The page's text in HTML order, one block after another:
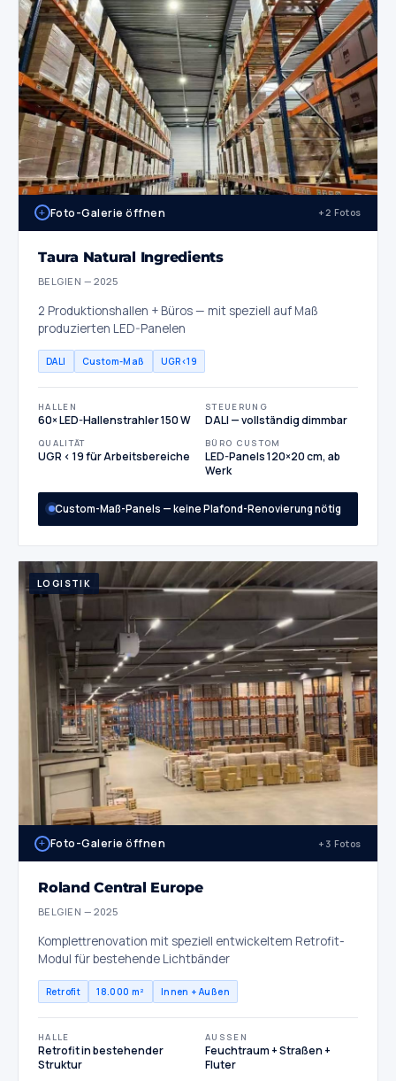
+ Foto-Galerie öffnen +2 Fotos
Taura Natural Ingredients
BELGIEN — 2025
2 Produktionshallen + Büros — mit speziell auf Maß
produzierten LED-Panelen
DALI Custom-Maß UGR<19
HALLEN
60× LED-Hallenstrahler 150 W
STEUERUNG
DALI — vollständig dimmbar
QUALITÄT
UGR < 19 für Arbeitsbereiche
BÜRO CUSTOM
LED-Panels 120×20 cm, ab
Werk
Custom-Maß-Panels — keine Plafond-Renovierung nötig
LOGISTIK
+ Foto-Galerie öffnen +3 Fotos
Roland Central Europe
BELGIEN — 2025
Komplettrenovation mit speziell entwickeltem Retrofit-
Modul für bestehende Lichtbänder
Retrofit 18.000 m² Innen + Außen
HALLE
Retrofit in bestehender
Struktur
AUSSEN
Feuchtraum + Straßen +
Fluter